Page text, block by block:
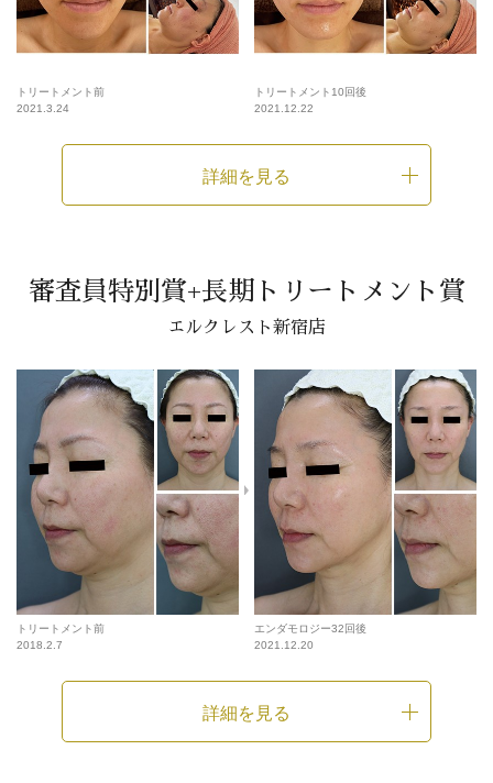
トリートメント前
2021.3.24
トリートメント10回後
2021.12.22
詳細を見る
審査員特別賞+長期トリートメント賞
エルクレスト新宿店
トリートメント前
2018.2.7
エンダモロジー32回後
2021.12.20
詳細を見る